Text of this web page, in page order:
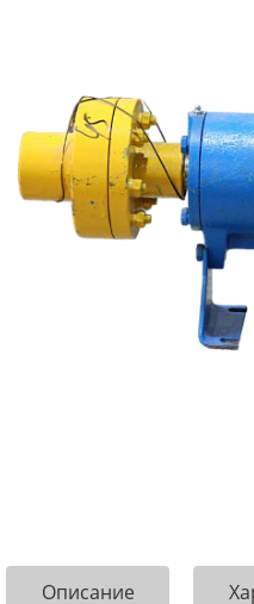
Описание